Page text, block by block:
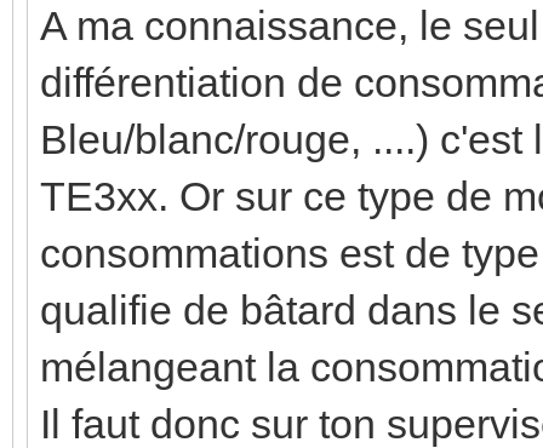
A ma connaissance, le
différentiation de
Bleu/blanc/rouge, ....)
TE3xx. Or sur ce type de
consommations est de
qualifie de bâtard dans le
mélangeant la
Il faut donc sur ton